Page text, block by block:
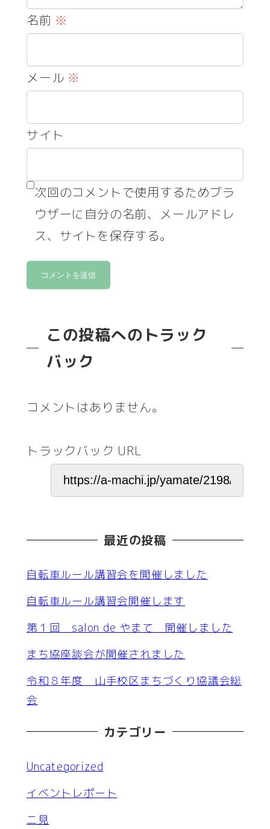
名前 ※
メール ※
サイト
次回のコメントで使用するためブラ
ウザーに自分の名前、メールアドレ
ス、サイトを保存する。
この投稿へのトラック
バック
コメントはありません。
トラックバック URL
最近の投稿
自転車ルール講習会を開催しました
自転車ルール講習会開催します
第１回 salon de やまて 開催しました
まち協座談会が開催されました
令和８年度 山手校区まちづくり協議会総
会
カテゴリー
Uncategorized
イベントレポート
二見